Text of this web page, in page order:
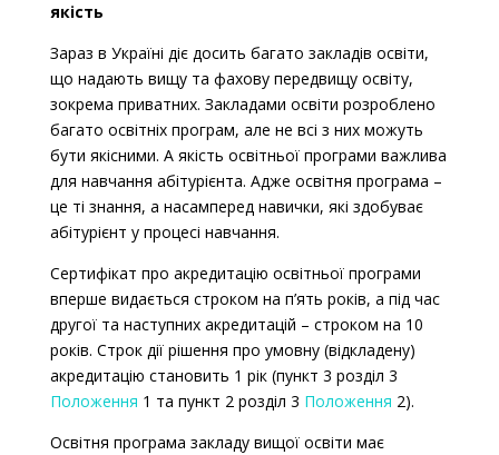
якість
Зараз в Україні діє досить багато закладів освіти,
що надають вищу та фахову передвищу освіту,
зокрема приватних. Закладами освіти розроблено
багато освітніх програм, але не всі з них можуть
бути якісними. А якість освітньої програми важлива
для навчання абітурієнта. Адже освітня програма –
це ті знання, а насамперед навички, які здобуває
абітурієнт у процесі навчання.
Сертифікат про акредитацію освітньої програми
вперше видається строком на п’ять років, а під час
другої та наступних акредитацій – строком на 10
років. Строк дії рішення про умовну (відкладену)
акредитацію становить 1 рік (пункт 3 розділ 3
Положення 1 та пункт 2 розділ 3 Положення 2).
Освітня програма закладу вищої освіти має